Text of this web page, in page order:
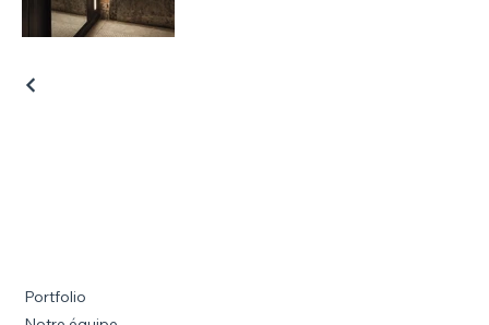
Portfolio